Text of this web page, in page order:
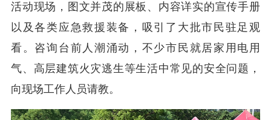
活动现场，图文并茂的展板、内容详实的宣传手册
以及各类应急救援装备，吸引了大批市民驻足观
看。咨询台前人潮涌动，不少市民就居家用电用
气、高层建筑火灾逃生等生活中常见的安全问题，
向现场工作人员请教。